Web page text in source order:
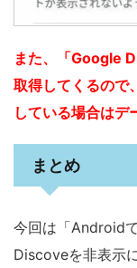
また、「Google
取得してくるので
している場合はデ
まとめ
今回は「Android
Discoveを非表示